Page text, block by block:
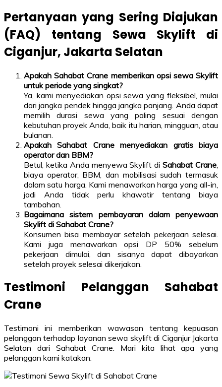
Pertanyaan yang Sering Diajukan
(FAQ) tentang Sewa Skylift di
Ciganjur, Jakarta Selatan
Apakah Sahabat Crane memberikan opsi sewa Skylift
untuk periode yang singkat?
Ya, kami menyediakan opsi sewa yang fleksibel, mulai
dari jangka pendek hingga jangka panjang. Anda dapat
memilih durasi sewa yang paling sesuai dengan
kebutuhan proyek Anda, baik itu harian, mingguan, atau
bulanan.
Apakah Sahabat Crane menyediakan gratis biaya
operator dan BBM?
Betul, ketika Anda menyewa Skylift diSahabat Crane
biaya operator, BBM, dan mobilisasi sudah termasuk
dalam satu harga. Kami menawarkan harga yang all-in,
jadi Anda tidak perlu khawatir tentang biaya
tambahan.
Bagaimana sistem pembayaran dalam penyewaan
Skylift di Sahabat Crane?
Konsumen bisa membayar setelah pekerjaan selesai.
Kami juga menawarkan opsi DP 50% sebelum
pekerjaan dimulai, dan sisanya dapat dibayarkan
setelah proyek selesai dikerjakan.
Testimoni Pelanggan Sahabat
Crane
Testimoni ini memberikan wawasan tentang kepuasan
pelanggan terhadap layanan sewa skylift di Ciganjur Jakarta
Selatan dari Sahabat Crane. Mari kita lihat apa yang
pelanggan kami katakan: